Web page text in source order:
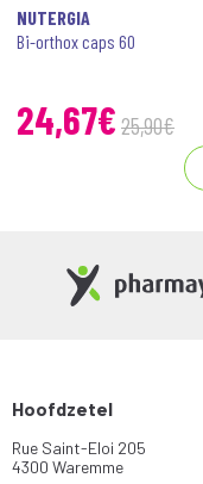
NUTERGIA
Bi-orthox caps 60
24,67€ 25,90€
Hoofdzetel
Rue Saint-Eloi 205
4300 Waremme